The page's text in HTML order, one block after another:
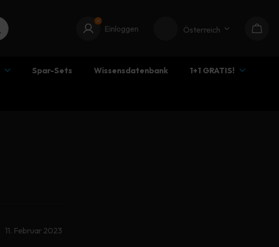
Einloggen
Einloggen Österreich
Spar-Sets Wissensdatenbank 1+1 GRATIS!
11. Februar 2023